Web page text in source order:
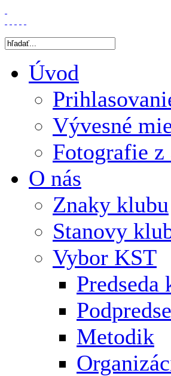
Úvod
Vývesné
Fotografie
O nás
Znaky klubu
Stanovy
Vybor KST
Predseda
Metodik